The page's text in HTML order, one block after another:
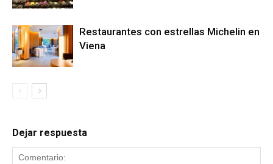
Restaurantes con estrellas Michelin en
Viena
Dejar respuesta